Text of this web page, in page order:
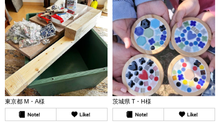
東京都 M・A様 茨城県 T・H様